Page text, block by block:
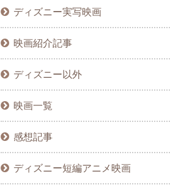
ディズニー実写映画
映画紹介記事
ディズニー以外
映画一覧
感想記事
ディズニー短編アニメ映画